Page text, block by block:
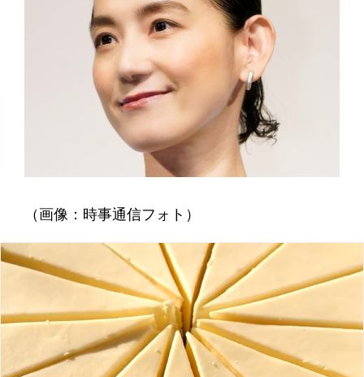
（画像：時事通信フォト）